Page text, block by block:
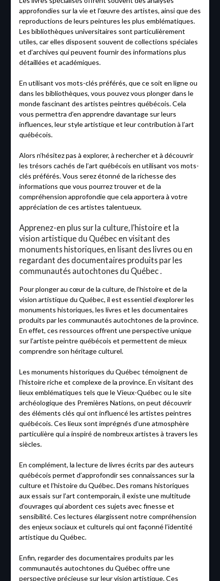
approfondies sur la vie et l’œuvre des artistes, ainsi que des
reproductions de leurs peintures les plus emblématiques.
Les bibliothèques universitaires sont particulièrement
utiles, car elles disposent souvent de collections spéciales
et d’archives qui peuvent fournir des informations plus
détaillées et académiques.
En utilisant vos mots-clés préférés, que ce soit en ligne ou
dans les bibliothèques, vous pouvez vous plonger dans le
monde fascinant des artistes peintres québécois. Cela
vous permettra d’en apprendre davantage sur leurs
influences, leur style artistique et leur contribution à l’art
québécois.
Alors n’hésitez pas à explorer, à rechercher et à découvrir
les trésors cachés de l’art québécois en utilisant vos mots-
clés préférés. Vous serez étonné de la richesse des
informations que vous pourrez trouver et de la
compréhension approfondie que cela apportera à votre
appréciation de ces artistes talentueux.
Apprenez-en plus sur la culture, l’histoire et la
vision artistique du Québec en visitant des
monuments historiques, en lisant des livres ou en
regardant des documentaires produits par les
communautés autochtones du Québec .
Pour plonger au cœur de la culture, de l’histoire et de la
vision artistique du Québec, il est essentiel d’explorer les
monuments historiques, les livres et les documentaires
produits par les communautés autochtones de la province.
En effet, ces ressources offrent une perspective unique
sur l’artiste peintre québécois et permettent de mieux
comprendre son héritage culturel.
Les monuments historiques du Québec témoignent de
l’histoire riche et complexe de la province. En visitant des
lieux emblématiques tels que le Vieux-Québec ou le site
archéologique des Premières Nations, on peut découvrir
des éléments clés qui ont influencé les artistes peintres
québécois. Ces lieux sont imprégnés d’une atmosphère
particulière qui a inspiré de nombreux artistes à travers les
siècles.
En complément, la lecture de livres écrits par des auteurs
québécois permet d’approfondir ses connaissances sur la
culture et l’histoire du Québec. Des romans historiques
aux essais sur l’art contemporain, il existe une multitude
d’ouvrages qui abordent ces sujets avec finesse et
sensibilité. Ces lectures élargissent notre compréhension
des enjeux sociaux et culturels qui ont façonné l’identité
artistique du Québec.
Enfin, regarder des documentaires produits par les
communautés autochtones du Québec offre une
perspective précieuse sur leur vision artistique. Ces